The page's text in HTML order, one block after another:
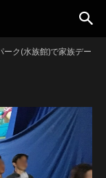
ーク(水族館)で家族デー